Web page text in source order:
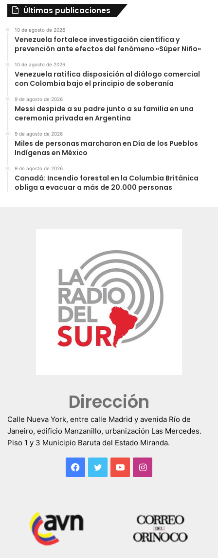
Últimas publicaciones
10 de agosto de 2026
Venezuela fortalece investigación científica y
prevención ante efectos del fenómeno «Súper Niño»
10 de agosto de 2026
Venezuela ratifica disposición al diálogo comercial
con Colombia bajo el principio de soberanía
9 de agosto de 2026
Messi despide a su padre junto a su familia en una
ceremonia privada en Argentina
9 de agosto de 2026
Miles de personas marcharon en Día de los Pueblos
Indígenas en México
9 de agosto de 2026
Canadá: Incendio forestal en la Columbia Británica
obliga a evacuar a más de 20.000 personas
Dirección
Calle Nueva York, entre calle Madrid y avenida Río de
Janeiro, edificio Manzanillo, urbanización Las Mercedes.
Piso 1 y 3 Municipio Baruta del Estado Miranda.
Facebook
TwitterYouTubeInstagram